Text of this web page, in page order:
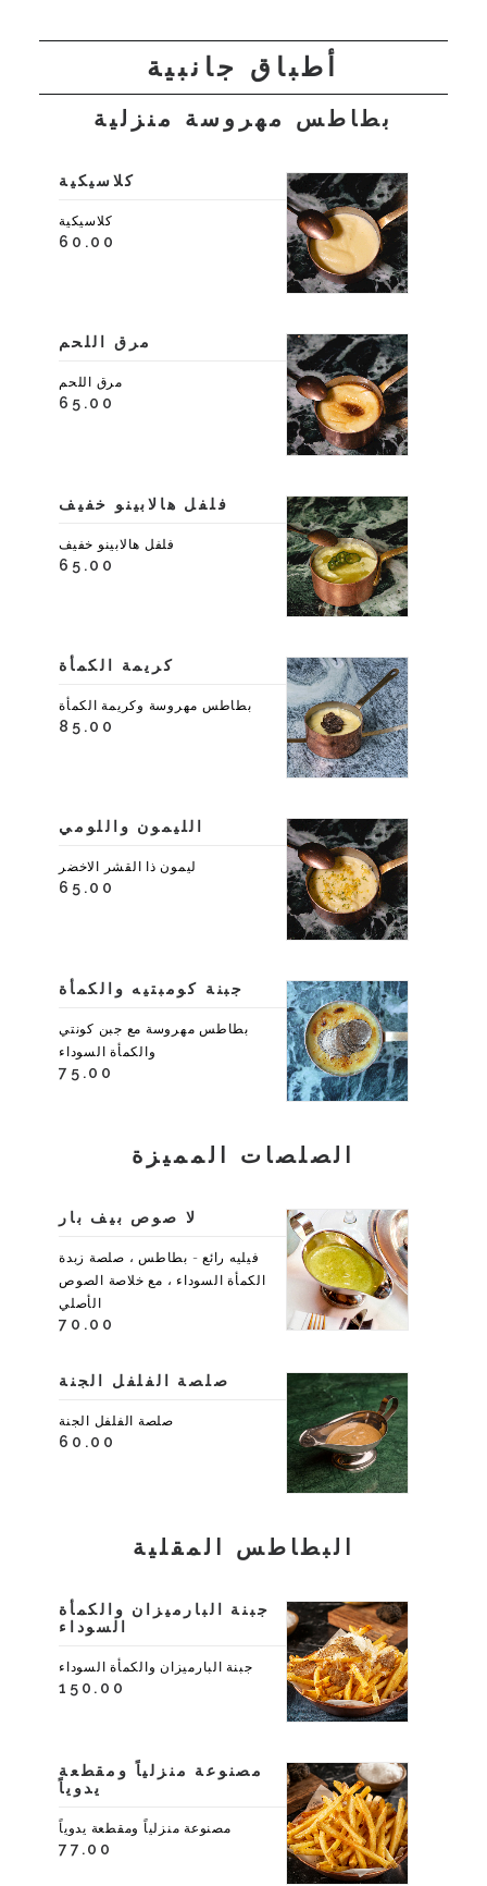
أطباق جانبية
بطاطس مهروسة منزلية
كلاسيكية
كلاسيكية
60.00
مرق اللحم
مرق اللحم
65.00
فلفل هالابينو خفيف
فلفل هالابينو خفيف
65.00
كريمة الكمأة
بطاطس مهروسة وكريمة الكمأة
85.00
الليمون واللومي
ليمون ذا القشر الاخضر
65.00
جبنة كومبتيه والكمأة
بطاطس مهروسة مع جبن كونتي
والكمأة السوداء
75.00
الصلصات المميزة
لا صوص بيف بار
فيليه رائع - بطاطس ، صلصة زبدة
الكمأة السوداء ، مع خلاصة الصوص
الأصلي
70.00
صلصة الفلفل الجنة
صلصة الفلفل الجنة
60.00
البطاطس المقلية
جبنة البارميزان والكمأة
السوداء
جبنة البارميزان والكمأة السوداء
150.00
مصنوعة منزلياً ومقطعة
يدوياً
مصنوعة منزلياً ومقطعة يدوياً
77.00